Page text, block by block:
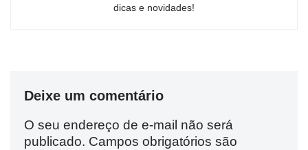
dicas e novidades!
Deixe um comentário
O seu endereço de e-mail não será
publicado. Campos obrigatórios são